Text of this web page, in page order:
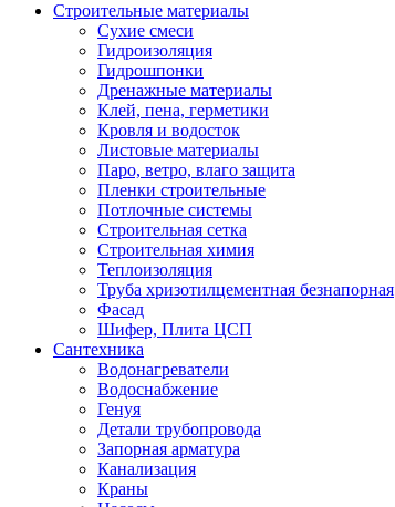
Строительные материалы
Сухие смеси
Гидроизоляция
Гидрошпонки
Дренажные материалы
Клей, пена, герметики
Кровля и водосток
Листовые материалы
Паро, ветро, влаго защита
Пленки строительные
Потлочные системы
Строительная сетка
Строительная химия
Теплоизоляция
Труба хризотилцементная безнапорная
Фасад
Шифер, Плита ЦСП
Сантехника
Водонагреватели
Водоснабжение
Генуя
Детали трубопровода
Запорная арматура
Канализация
Краны